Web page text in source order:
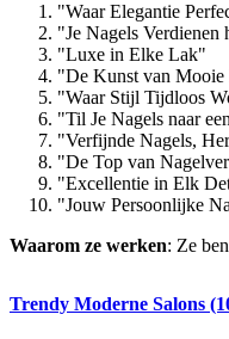
"Waar Elegantie
"Je Nagels Verdienen
"Luxe in Elke Lak"
"De Kunst van Mooie
"Waar Stijl Tijdloos
"Til Je Nagels naar
"Verfijnde Nagels,
"De Top van
"Excellentie in Elk
"Jouw Persoonlijke
Waarom ze werken: Ze
Trendy Moderne Salons